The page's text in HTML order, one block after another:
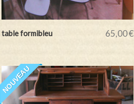
table formibleu 65,00 €
NOUVEAU